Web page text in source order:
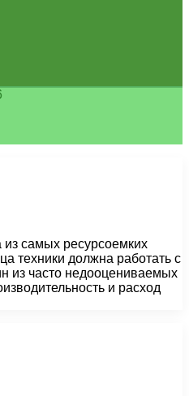
самых ресурсоемких
техники должна работать с
из часто недооцениваемых
и расход